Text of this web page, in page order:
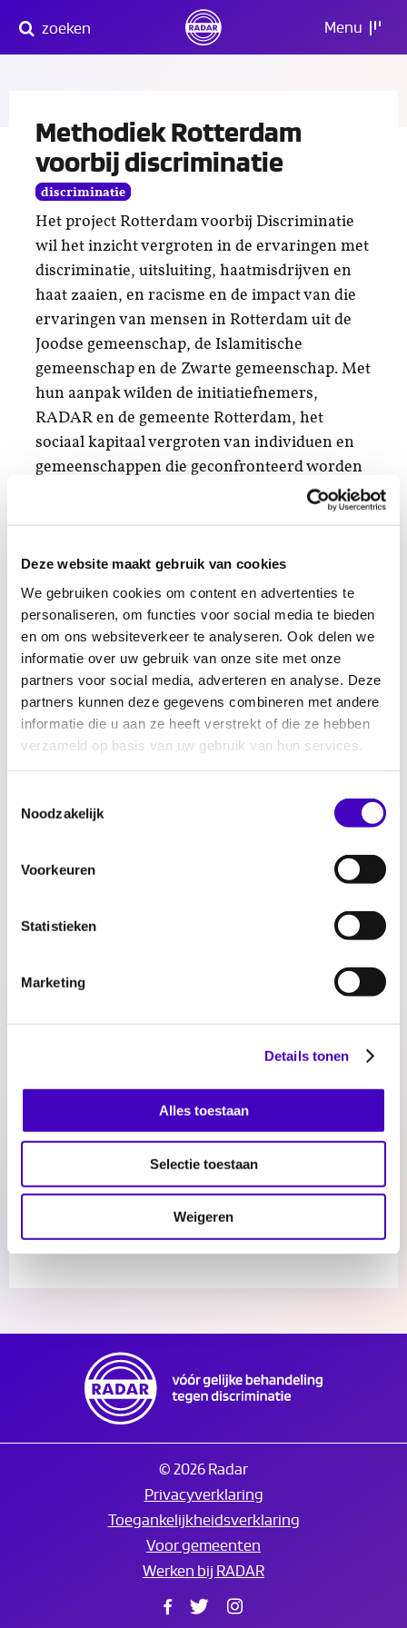
Deze website maakt gebruik van cookies
We gebruiken cookies om content en advertenties te
personaliseren, om functies voor social media te bieden
en om ons websiteverkeer te analyseren. Ook delen we
informatie over uw gebruik van onze site met onze
partners voor social media, adverteren en analyse. Deze
partners kunnen deze gegevens combineren met andere
informatie die u aan ze heeft verstrekt of die ze hebben
verzameld op basis van uw gebruik van hun services.
Noodzakelijk
Voorkeuren
Statistieken
Marketing
Details tonen
Alles toestaan
Selectie toestaan
Weigeren
naar
content
zoeken Menu
Methodiek Rotterdam
voorbij discriminatie
discriminatie
Het project Rotterdam voorbij Discriminatie
wil het inzicht vergroten in de ervaringen met
discriminatie, uitsluiting, haatmisdrijven en
haat zaaien, en racisme en de impact van die
ervaringen van mensen in Rotterdam uit de
Joodse gemeenschap, de Islamitische
gemeenschap en de Zwarte gemeenschap. Met
hun aanpak wilden de initiatiefnemers,
RADAR en de gemeente Rotterdam, het
sociaal kapitaal vergroten van individuen en
gemeenschappen die geconfronteerd worden
met racisme en discriminatie (Putnam 1993,
1994, 1995). Dit om gezamenlijke belangen
toegankelijk beïnvloedingskanaal te openen
richting bestuurders en de institutionele
wereld in Rotterdam. Verbinding, het delen
van ervaringen, het ontwikkelen van
ervaringskennis en het formuleren van een
handelingsperspectief moeten leiden tot
empowerment van de betrokkenen. Tot slot
was inzet van het project om overdraagbare
In dit document wordt die methodiek
Download Methodiek Rotterdam
voorbij Discriminatie (pdf | 2,43 MB)
Delen:
© 2026 Radar
Privacyverklaring
Toegankelijkheidsverklaring
Voor gemeenten
Werken bij RADAR
Facebook
Twitter